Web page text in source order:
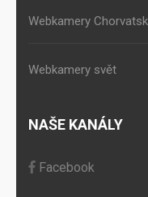
Webkamery
Webkamery svět
NAŠE KANÁLY
Facebook